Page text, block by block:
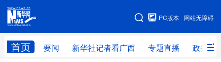
网站无障碍
PC版本
首页 要闻 新华社记者看广西 专题直播 政务信
网站地图